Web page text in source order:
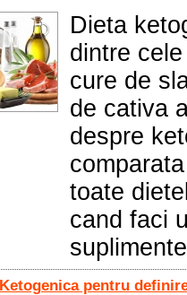
Dieta
dintre
cure de
de cativa
despre
toate
cand faci
pentru